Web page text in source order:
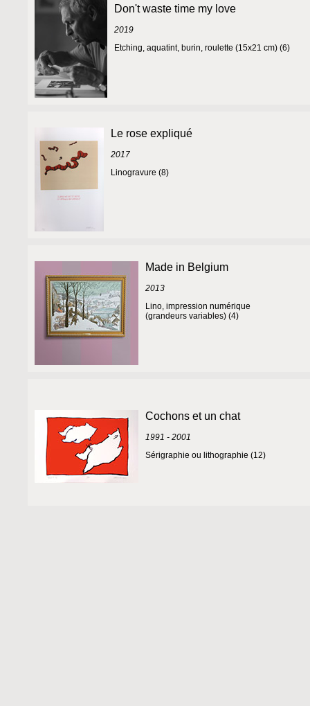
Don't waste time my love
2019
Etching, aquatint, burin, roulette (15x21 cm) (6)
Le rose expliqué
2017
Linogravure (8)
Made in Belgium
2013
Lino, impression numérique
(grandeurs variables) (4)
Cochons et un chat
1991 - 2001
Sérigraphie ou lithographie (12)